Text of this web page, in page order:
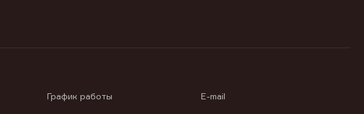
График работы E-mail